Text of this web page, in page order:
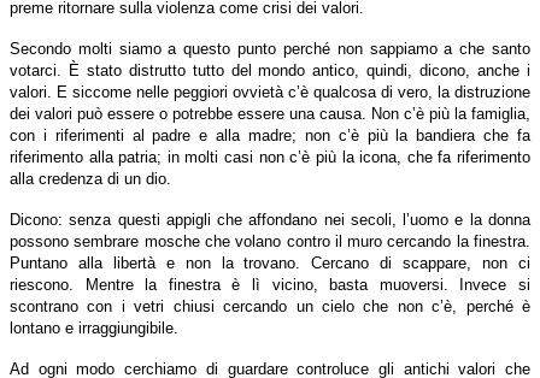
preme ritornare sulla violenza come crisi dei valori.
Secondo molti siamo a questo punto perché non sappiamo a che santo
votarci. È stato distrutto tutto del mondo antico, quindi, dicono, anche i
valori. E siccome nelle peggiori ovvietà c’è qualcosa di vero, la distruzione
dei valori può essere o potrebbe essere una causa. Non c’è più la famiglia,
con i riferimenti al padre e alla madre; non c’è più la bandiera che fa
riferimento alla patria; in molti casi non c’è più la icona, che fa riferimento
alla credenza di un dio.
Dicono: senza questi appigli che affondano nei secoli, l’uomo e la donna
possono sembrare mosche che volano contro il muro cercando la finestra.
Puntano alla libertà e non la trovano. Cercano di scappare, non ci
riescono. Mentre la finestra è lì vicino, basta muoversi. Invece si
scontrano con i vetri chiusi cercando un cielo che non c’è, perché è
lontano e irraggiungibile.
Ad ogni modo cerchiamo di guardare controluce gli antichi valori che